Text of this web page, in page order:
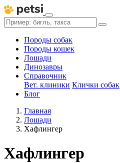
Породы собак
Породы кошек
Лошади
Динозавры
Справочник
Вет. клиники Клички собак
Блог
Главная
Лошади
Хафлингер
Хафлингер